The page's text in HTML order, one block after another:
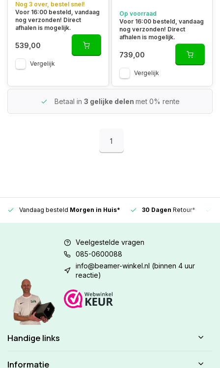
Nog 3 over, bestel snel!
Voor 16:00 besteld, vandaag
nog verzonden! Direct
afhalen is mogelijk.
539,00
Vergelijk
Op voorraad
Voor 16:00 besteld, vandaag
nog verzonden! Direct
afhalen is mogelijk.
739,00
Vergelijk
Betaal in 3 gelijke delen met 0% rente
1
Vandaag besteld Morgen in Huis* 30 Dagen Retour*
Veelgestelde vragen
085-0600088
info@beamer-winkel.nl (binnen 4 uur
reactie)
Handige links
Informatie